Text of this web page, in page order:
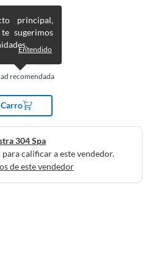
recomendada
principal,
sugerimos
Entendido
304 Spa
calificar a este vendedor.
de este vendedor